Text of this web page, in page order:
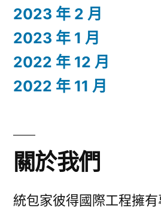
2023 年 2 月
2023 年 1 月
2022 年 12 月
2022 年 11 月
關於我們
統包家彼得國際工程擁